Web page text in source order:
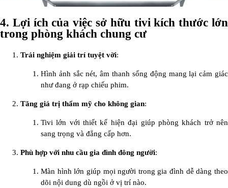
4. Lợi ích của việc sở hữu tivi kích thước lớn
trong phòng khách chung cư
Trải nghiệm giải trí tuyệt vời:
Hình ảnh sắc nét, âm thanh sống động mang lại cảm giác
như đang ở rạp chiếu phim.
Tăng giá trị thẩm mỹ cho không gian:
Tivi lớn với thiết kế hiện đại giúp phòng khách trở nên
sang trọng và đẳng cấp hơn.
Phù hợp với nhu cầu gia đình đông người:
Màn hình lớn giúp mọi người trong gia đình dễ dàng theo
dõi nội dung dù ngồi ở vị trí nào.